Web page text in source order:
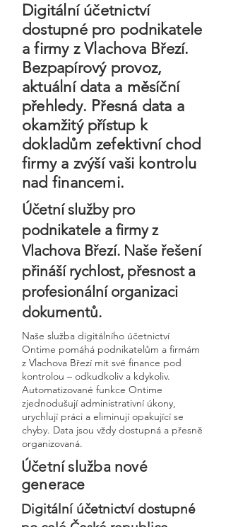
Digitální účetnictví
dostupné pro podnikatele
a firmy z Vlachova Březí.
Bezpapírový provoz,
aktuální data a měsíční
přehledy. Přesná data a
okamžitý přístup k
dokladům zefektivní chod
firmy a zvýší vaši kontrolu
nad financemi.
Účetní služby pro
podnikatele a firmy z
Vlachova Březí. Naše řešení
přináší rychlost, přesnost a
profesionální organizaci
dokumentů.
Naše služba digitálního účetnictví
Ontime pomáhá podnikatelům a firmám
z Vlachova Březí mít své finance pod
kontrolou – odkudkoliv a kdykoliv.
Automatizované funkce Ontime
zjednodušují administrativní úkony,
urychlují práci a eliminují opakující se
chyby. Data jsou vždy dostupná a přesně
organizovaná.
Účetní služba nové
generace
Digitální účetnictví dostupné